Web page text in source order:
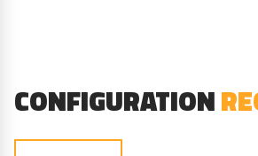
CONFIGURATION